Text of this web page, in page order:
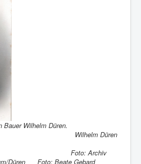
Bauer Wilhelm Düren.
Düren
Archiv
Düren Foto: Beate Gebard